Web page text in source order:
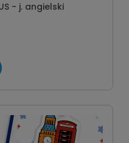
- j. angielski